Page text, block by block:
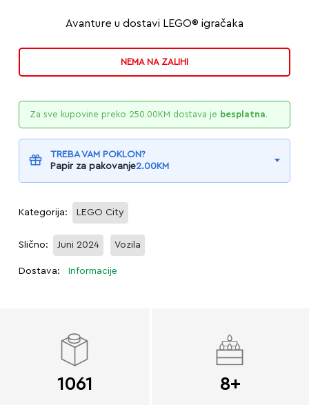
Avanture u dostavi LEGO® igračaka
NEMA NA ZALIHI
Za sve kupovine preko 250.00KM dostava je besplatna.
TREBA VAM POKLON?
Papir za pakovanje2.00KM
Kategorija: LEGO City
Slično: Juni 2024 Vozila
Dostava: Informacije
1061 8+